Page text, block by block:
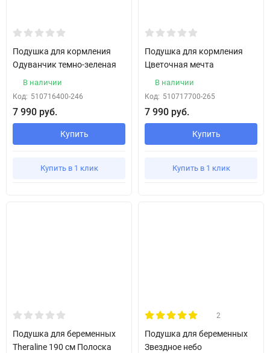
Подушка для кормления
Одуванчик темно-зеленая
В наличии
Код: 510716400-246
7 990 руб.
Купить
Купить в 1 клик
Подушка для кормления
Цветочная мечта
В наличии
Код: 510717700-265
7 990 руб.
Купить
Купить в 1 клик
Подушка для беременных
Theraline 190 см Полоска
2
Подушка для беременных
Звездное небо